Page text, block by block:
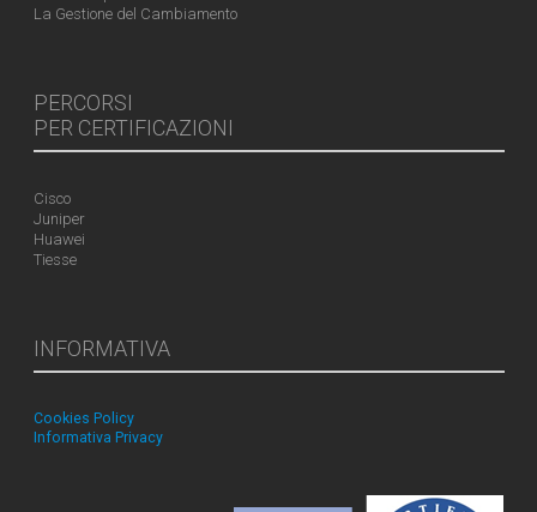
La Gestione del Cambiamento
PERCORSI
PER CERTIFICAZIONI
Cisco
Juniper
Huawei
Tiesse
INFORMATIVA
Cookies Policy
Informativa Privacy